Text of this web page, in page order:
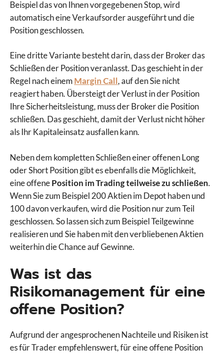
Beispiel das von Ihnen vorgegebenen Stop, wird
automatisch eine Verkaufsorder ausgeführt und die
Position geschlossen.
Eine dritte Variante besteht darin, dass der Broker das
Schließen der Position veranlasst. Das geschieht in der
Regel nach einem Margin Call, auf den Sie nicht
reagiert haben. Übersteigt der Verlust in der Position
Ihre Sicherheitsleistung, muss der Broker die Position
schließen. Das geschieht, damit der Verlust nicht höher
als Ihr Kapitaleinsatz ausfallen kann.
Neben dem kompletten Schließen einer offenen Long
oder Short Position gibt es ebenfalls die Möglichkeit,
eine offenePosition im Trading teilweise zu schließen.
Wenn Sie zum Beispiel 200 Aktien im Depot haben und
100 davon verkaufen, wird die Position nur zum Teil
geschlossen. So lassen sich zum Beispiel Teilgewinne
realisieren und Sie haben mit den verbliebenen Aktien
weiterhin die Chance auf Gewinne.
Was ist das
Risikomanagement für eine
offene Position?
Aufgrund der angesprochenen Nachteile und Risiken ist
es für Trader empfehlenswert, für eine offene Position